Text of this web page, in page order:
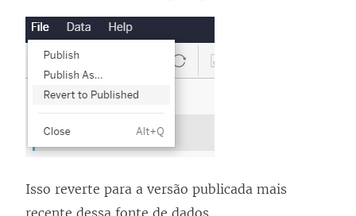
Isso reverte para a versão publicada mais